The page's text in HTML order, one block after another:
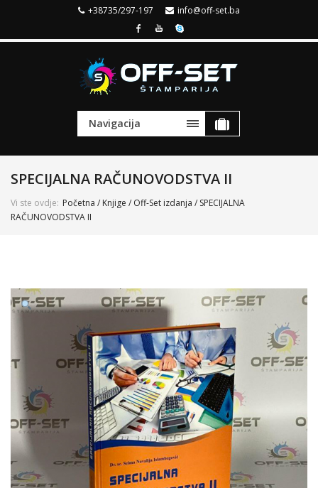
+38735/297-197 info@off-set.ba
Navigacija
SPECIJALNA RAČUNOVODSTVA II
Vi ste ovdje: Početna / Knjige / Off-Set izdanja / SPECIJALNA
RAČUNOVODSTVA II